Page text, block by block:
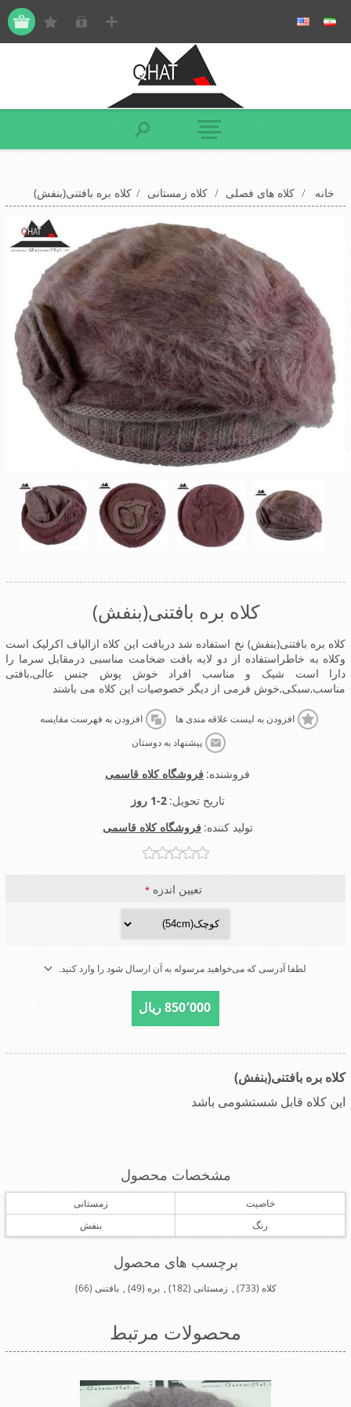
خانه / کلاه های فصلی / کلاه زمستانی / کلاه بره بافتنی(بنفش)
کلاه بره بافتنی(بنفش)
کلاه بره بافتنی(بنفش) نخ استفاده شد دربافت این کلاه ازالیاف اکرلیک است
وکلاه به خاطراستفاده از دو لایه بافت ضخامت مناسبی درمقابل سرما را
دارا است شیک و مناسب افراد خوش پوش جنس عالی,بافتی
مناسب,سبکی,خوش فرمی از دیگر خصوصیات این کلاه می باشند
افزودن به لیست علاقه مندی ها افزودن به فهرست مقایسه
پیشنهاد به دوستان
فروشنده: فروشگاه کلاه قاسمی
تاریخ تحویل: 1-2 روز
تولید کننده: فروشگاه کلاه قاسمی
تعیین اندزه*
لطفا آدرسی که می‌خواهید مرسوله به آن ارسال شود را وارد کنید.
850٬000 ریال
کلاه بره بافتنی(بنفش)
این کلاه قابل شستشومی باشد
مشخصات محصول
خاصیت
زمستانی
رنگ
بنفش
برچسب های محصول
کلاه (733)
, زمستانی (182)
, بره (49)
, بافتنی (66)
محصولات مرتبط